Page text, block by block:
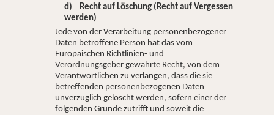
d) Recht auf Löschung (Recht auf Vergessen
werden)
Jede von der Verarbeitung personenbezogener
Daten betroffene Person hat das vom
Europäischen Richtlinien- und
Verordnungsgeber gewährte Recht, von dem
Verantwortlichen zu verlangen, dass die sie
betreffenden personenbezogenen Daten
unverzüglich gelöscht werden, sofern einer der
folgenden Gründe zutrifft und soweit die